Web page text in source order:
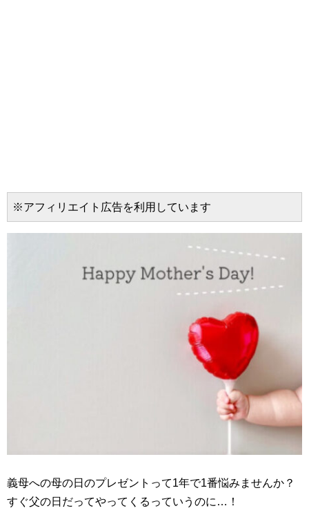
※アフィリエイト広告を利用しています
義母への母の日のプレゼントって1年で1番悩みませんか？
すぐ父の日だってやってくるっていうのに…！